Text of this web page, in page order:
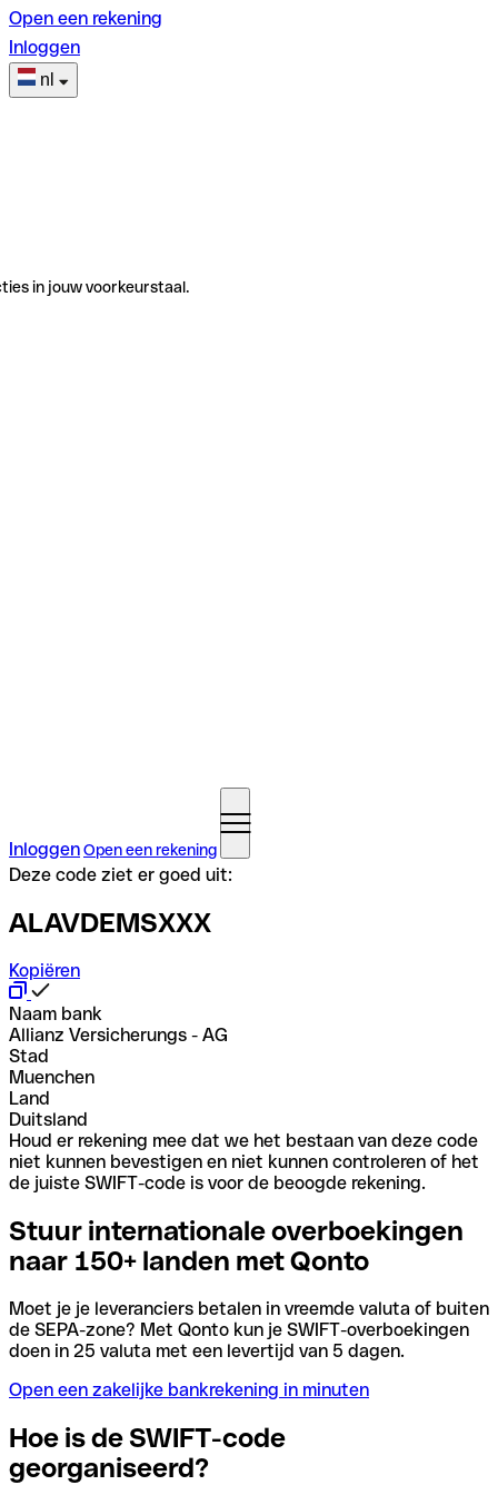
Open een rekening
Inloggen
nl
in jouw voorkeurstaal.
InloggenOpen een rekening
Deze code ziet er goed uit:
ALAVDEMSXXX
Kopiëren
Naam bank
Allianz Versicherungs - AG
Stad
Muenchen
Land
Duitsland
Houd er rekening mee dat we het bestaan van deze code
niet kunnen bevestigen en niet kunnen controleren of het
de juiste SWIFT-code is voor de beoogde rekening.
Stuur internationale overboekingen
naar 150+ landen met Qonto
Moet je je leveranciers betalen in vreemde valuta of buiten
de SEPA-zone? Met Qonto kun je SWIFT-overboekingen
doen in 25 valuta met een levertijd van 5 dagen.
Open een zakelijke bankrekening in minuten
Hoe is de SWIFT-code
georganiseerd?